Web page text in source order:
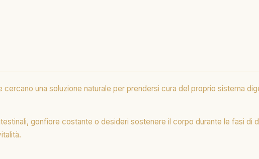
una soluzione naturale per prendersi cura del proprio sistema
gonfiore costante o desideri sostenere il corpo durante le fasi di